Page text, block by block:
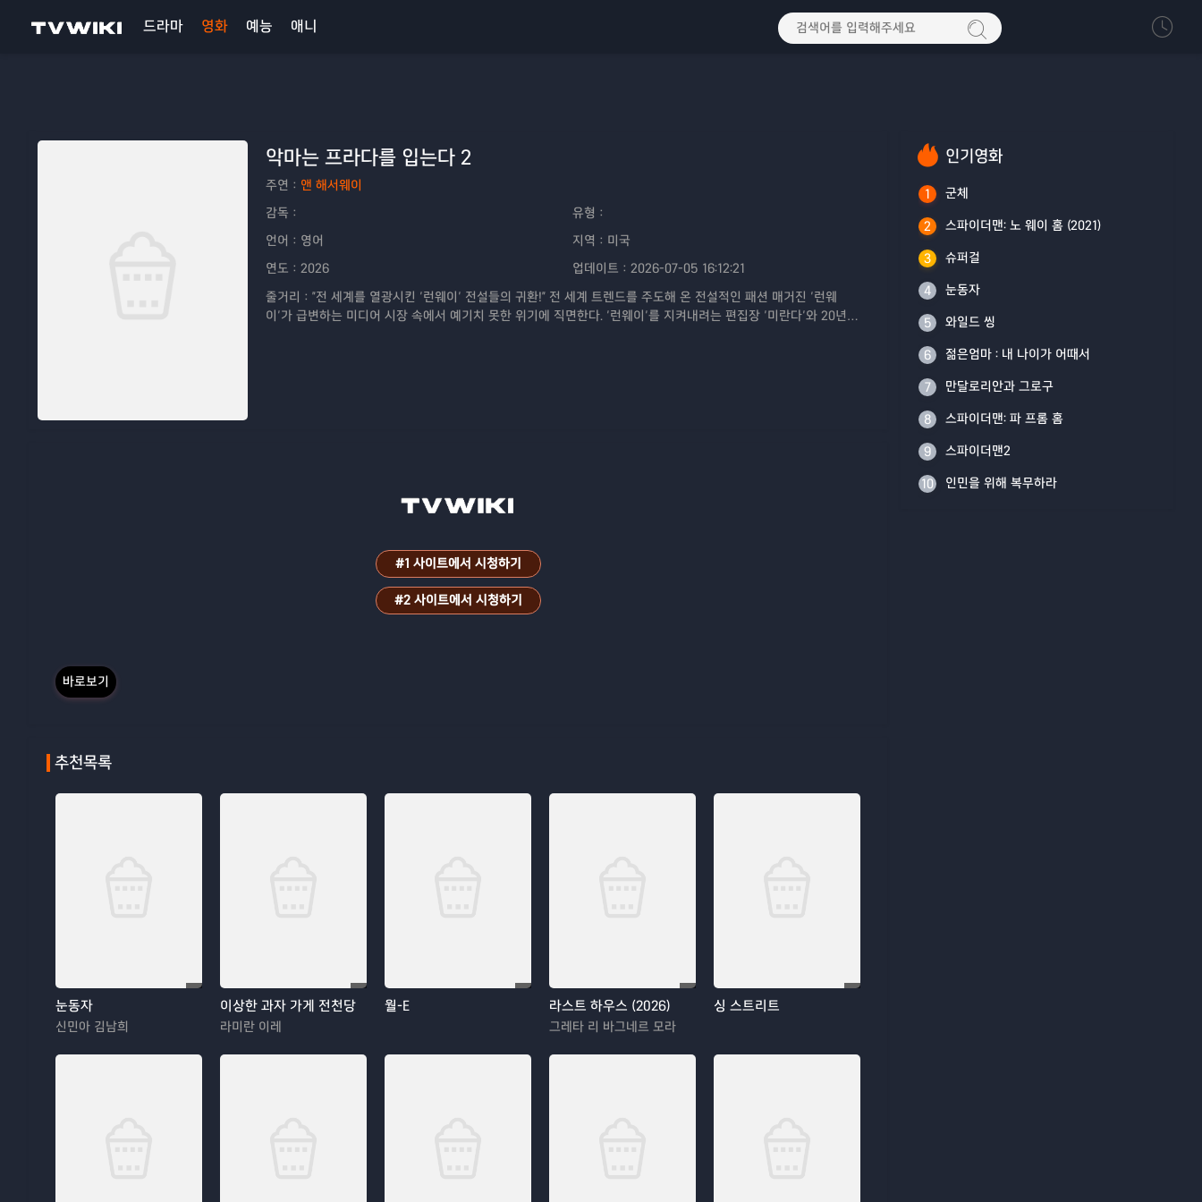
드라마 영화 예능 애니
악마는 프라다를 입는다 2
주연： 앤 해서웨이
감독：
유형：
언어： 영어 지역： 미국
연도： 2026 업데이트： 2026-07-05 16:12:21
줄거리： "전 세계를 열광시킨 ‘런웨이’ 전설들의 귀환!" 전 세계 트렌드를 주도해 온 전설적인 패션 매거진 ‘런웨
이’가 급변하는 미디어 시장 속에서 예기치 못한 위기에 직면한다. ‘런웨이’를 지켜내려는 편집장 ‘미란다’와 20년
#1 사이트에서 시청하기
#2 사이트에서 시청하기
바로보기
추천목록
눈동자
신민아 김남희
이상한 과자 가게 전천당
라미란 이레
월-E 라스트 하우스 (2026)
그레타 리 바그네르 모라
싱 스트리트
인기영화
1 군체
2 스파이더맨: 노 웨이 홈 (2021)
3 슈퍼걸
4 눈동자
5 와일드 씽
6 젊은엄마 : 내 나이가 어때서
7 만달로리안과 그로구
8 스파이더맨: 파 프롬 홈
9 스파이더맨2
10 인민을 위해 복무하라